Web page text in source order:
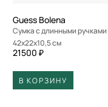
Guess Bolena
Сумка с длинными ручками
42x22x10,5 см
21500 ₽
В КОРЗИНУ